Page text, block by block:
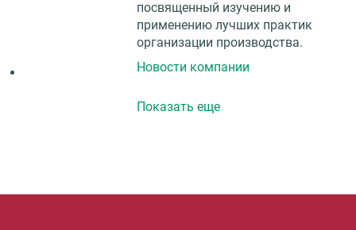
посвященный изучению и
применению лучших практик
организации производства.
Новости компании
Показать ещe